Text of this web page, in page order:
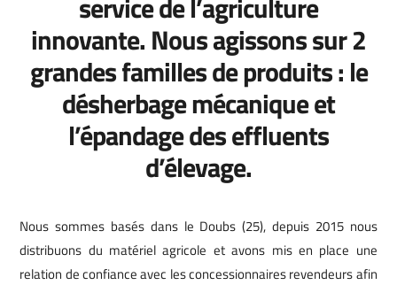
innovante. Nous agissons sur 2
grandes familles de produits : le
désherbage mécanique et
l’épandage des effluents
d’élevage.
Nous sommes basés dans le Doubs (25), depuis 2015 nous
distribuons du matériel agricole et avons mis en place une
relation de confiance avec les concessionnaires revendeursafin